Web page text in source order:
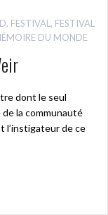
, FESTIVAL , FESTIVAL
DU MONDE
dont le seul
la communauté
l’instigateur de ce